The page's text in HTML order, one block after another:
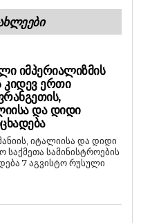
ᲘᲛᲞᲔᲠᲘᲐᲚᲘᲖᲛᲘᲡ
ᲙᲘᲓᲔᲕ ᲔᲠᲗᲘ
ᲓᲐ ᲓᲘᲓᲘ
იტალიისა და დიდი
საქმეთა სამინისტროების
7 აგვისტო რუსული